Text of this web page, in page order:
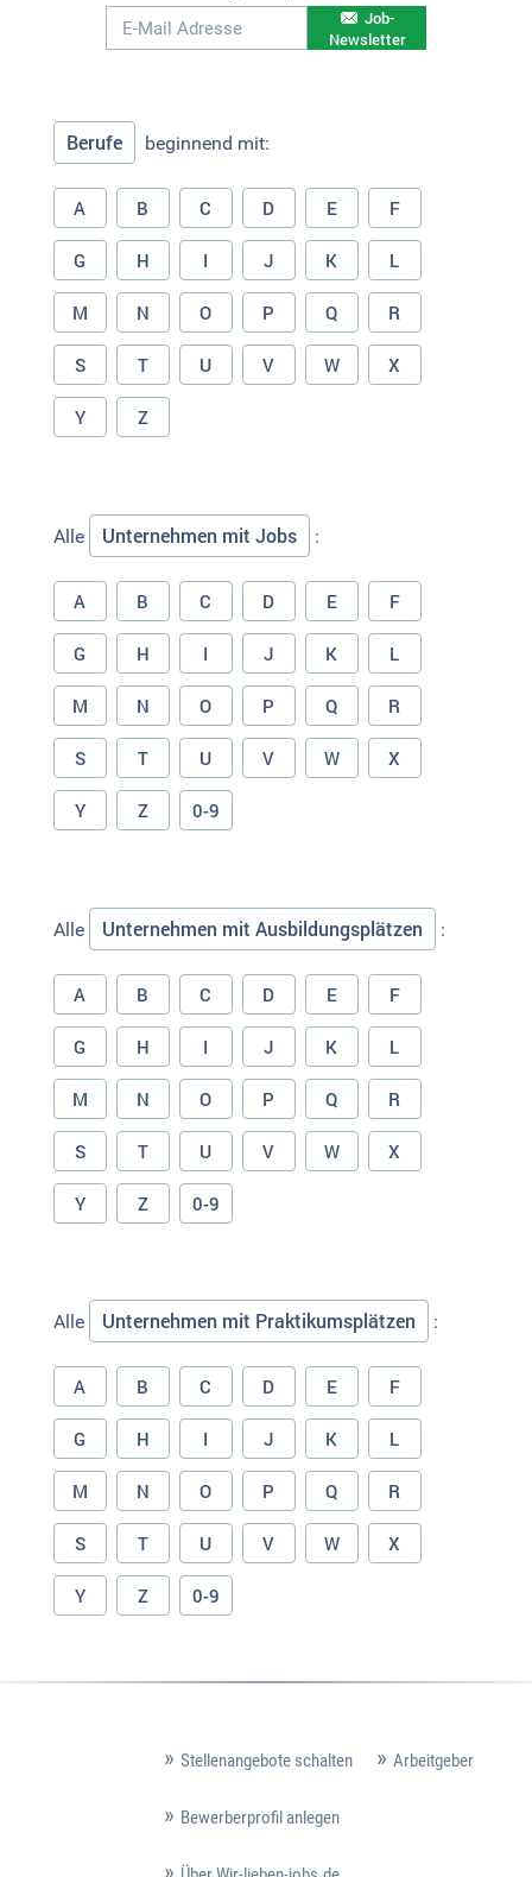
Job-
Newsletter
Berufe beginnend mit:
A B C D E F
G H I J K L
M N O P Q R
S T U V W X
Y Z
Alle Unternehmen mit Jobs :
A B C D E F
G H I J K L
M N O P Q R
S T U V W X
Y Z 0-9
Alle Unternehmen mit Ausbildungsplätzen :
A B C D E F
G H I J K L
M N O P Q R
S T U V W X
Y Z 0-9
Alle Unternehmen mit Praktikumsplätzen :
A B C D E F
G H I J K L
M N O P Q R
S T U V W X
Y Z 0-9
Stellenangebote schalten Arbeitgeber
Bewerberprofil anlegen